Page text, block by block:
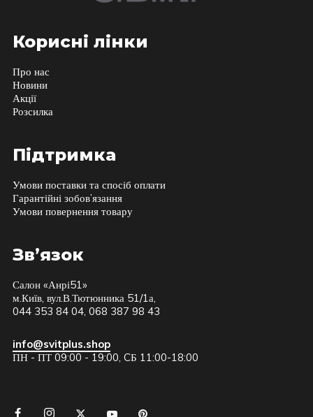
Корисні лінки
Про нас
Новини
Акції
Розсилка
Підтримка
Умови поставки та спосіб оплати
Гарантійні зобов’язання
Умови повернення товару
Зв’язок
Салон «Анрі51»
м.Київ, вул.В.Тютюнника 51/1а,
044 353 84 04, 068 387 98 43
info@svitplus.shop
ПН - ПТ 09:00 - 19:00, CБ 11:00-18:00